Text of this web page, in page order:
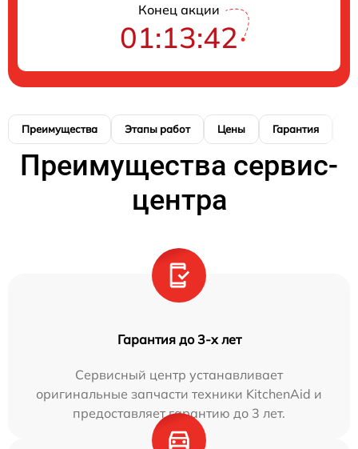
Конец акции
01:13:41
Преимущества Этапы работ Цены Гарантия
Преимущества сервис-
центра
Гарантия до 3-х лет
Сервисный центр устанавливает
оригинальные запчасти техники KitchenAid и
предоставляет гарантию до 3 лет.